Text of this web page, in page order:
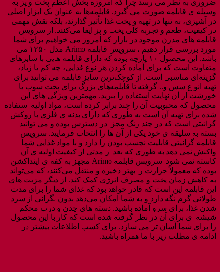
ضروری به نظر می رسد چرا که امروزه بخش اعظم پخت و پز به
وسیله ی قابلمه صورت می گیرد. قابلمه‌ها به عنوان یک ابزار اصلی
در آشپزی، نه تنها در تهیه و پخت غذا تأثیر گذارند، بلکه نقش مهمی
در کیفیت، طعم و تجربه کلی پخت و پز ایفا می‌کنند. از سرویس
قابلمه های مدرن موجود در بازار که امروز می خواهیم برای شما
مورد بررسی قرار دهیم ، سرویس قابلمه Arimo مدل ۱۲۵۰ می
باشد. این محصول ۱۰ پارچه بوده که دارای قابلمه هایی با سایزهای
متفاوت است که برای آماده کردن هر نوع غذایی، چه کم یا زیاد،
گزینه‌ای مناسبی است. از کوچک‌ترین سایز قابلمه‌ می توانید برای
تهیه انواع سس و.. گرفته تا قابلمه‌های بزرگ برای پخت سوپ یا
خورشت از آن نهایت استفاده را ببرید. مهمترین ویژگی های این
محصول که محبوبیت آن را چند برابر کرده است، مواد اولیه استفاده
شده برای تهیه آن است به طوری که دارای بدنه ی فلزی با روکش
گرانیتی است که در چند رنگ مجزا در دسترس بوده و می توانید
بسته به سلیقه ی خود یکی از آن ها را انتخاب فرمایید. سرویس
قابلمه گرانیتی قابلیت نچسپ بودن را دارد و با مواد غذایی شما
واکنش نمی دهد به طوری که بعد از مدتی از کیفیت اولیه ی آن
کاسته نمی شود. سرویس قابلمه‌ Arimo مجهز به کفه ی اینداکشن
بوده که معمولاً حرارت را بهتر ذخیره و منتقل می‌کنند، که می‌تواند
به کاهش زمان پخت و مصرف انرژی کمک کند. از دیگر مزیت های
این قابلمه این است که قادر خواهد بود که غذای شما را برای مدت
طولانی گرم نگه دارد و به شما امکان می‌دهد بدون نگرانی از سرد
شدن غذا، برای سرو آماده باشید. دسته های چدن و درب محکم
شیشه ای برای آن در نظر گرفته شده است که کار با این محصول
را برای شما آسان تر می سازد. برای کسب اطلاعات بیشتر در
ادامه ی مطلب زیر با ما همراه باشید.